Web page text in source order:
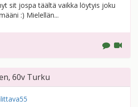
sit jospa täältä vaikka löytyis joku
:) Mielellän...
, 60v Turku